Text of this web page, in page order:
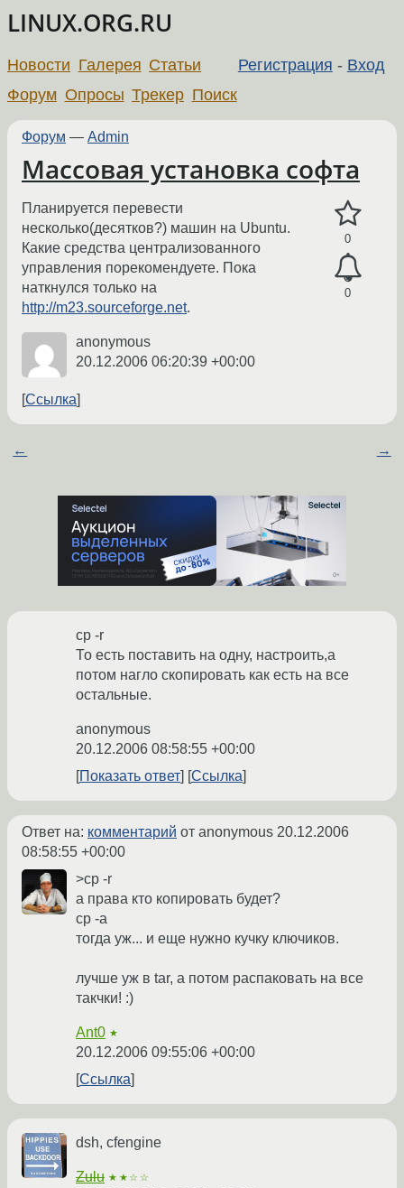
LINUX.ORG.RU
Регистрация - Вход
Новости Галерея Статьи
Форум Опросы Трекер Поиск
Форум — Admin
Массовая установка софта
0
0
Планируется перевести
несколько(десятков?) машин на Ubuntu.
Какие средства централизованного
управления порекомендуете. Пока
наткнулся только на
http://m23.sourceforge.net.
anonymous
20.12.2006 06:20:39 +00:00
Ссылка
← →
cp -r
То есть поставить на одну, настроить,а
потом нагло скопировать как есть на все
остальные.
anonymous
20.12.2006 08:58:55 +00:00
Показать ответ
Ссылка
Ответ на: комментарий от anonymous 20.12.2006
08:58:55 +00:00
>cp -r
а права кто копировать будет?
cp -a
тогда уж... и еще нужно кучку ключиков.
лучше уж в tar, а потом распаковать на все
такчки! :)
Ant0 ★
20.12.2006 09:55:06 +00:00
Ссылка
dsh, cfengine
Zulu ★★☆☆